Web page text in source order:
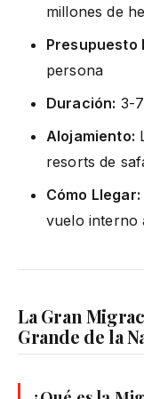
millones de
Presupuesto
persona
Duración: 3-
Alojamiento:
resorts de
Cómo Llegar:
vuelo interno
La Gran
Grande de la